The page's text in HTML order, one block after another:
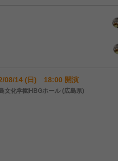
08/14 (日) 18:00 開演
文化学園HBGホール (広島県)